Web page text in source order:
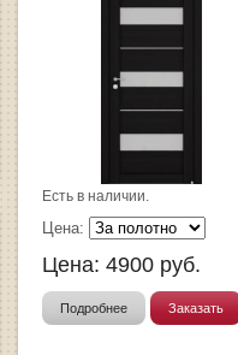
Есть в наличии.
Цена:
Цена: 4900 руб.
Подробнее Заказать